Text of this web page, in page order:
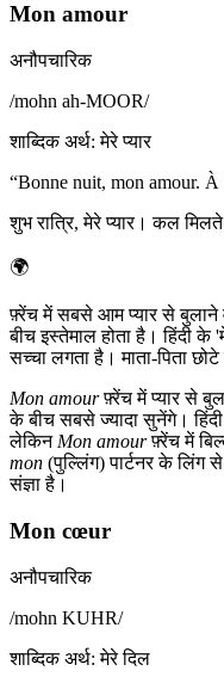
Mon amour
अनौपचारिक
/mohn ah-MOOR/
शाब्दिक अर्थ: मेरे प्यार
“Bonne nuit, mon amour. À
शुभ रात्रि, मेरे प्यार। कल
🌍
फ़्रेंच में सबसे आम प्यार से बुलाने
बीच इस्तेमाल होता है। हिंदी के
सच्चा लगता है। माता-पिता
Mon amourफ़्रेंच में प्यार से
के बीच सबसे ज्यादा सुनेंगे।
लेकिन Mon amourफ़्रेंच में
mon (पुल्लिंग) पार्टनर के लिंग
संज्ञा है।
Mon cœur
अनौपचारिक
/mohn KUHR/
शाब्दिक अर्थ: मेरे दिल